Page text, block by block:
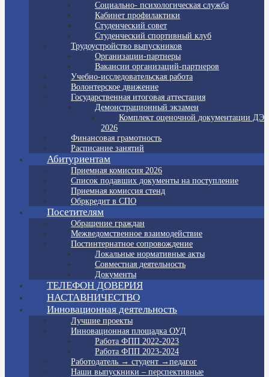
Социально- психологическая служба
Кабинет профилактики
Студенческий совет
Студенческий спортивный клуб
Трудоустройство выпускников
Организации-партнеры
Вакансии организаций-партнеров
Учебно-исследовательская работа
Волонтерское движение
Государственная итоговая аттестация
Демонстрационный экзамен
Комплект оценочной документации ДЭ
2026
Финансовая грамотность
Расписание занятий
Абитуриентам
Приемная комиссия 2026
Список подавших документы на поступление
Приемная комиссия стенд
Обркредит в СПО
Посетителям
Обращение граждан
Межведомственное взаимодействие
Постинтернатное сопровождение
Локальные нормативные акты
Совместная деятельность
Документы
ТЕЛЕФОН ДОВЕРИЯ
НАСТАВНИЧЕСТВО
Инновационная деятельность
Лучшие проекты
Инновационная площадка ОУД
Работа ФПП 2022-2023
Работа ФПП 2023-2024
Работодатель → студент →педагог
Наши выпускники – перспективные